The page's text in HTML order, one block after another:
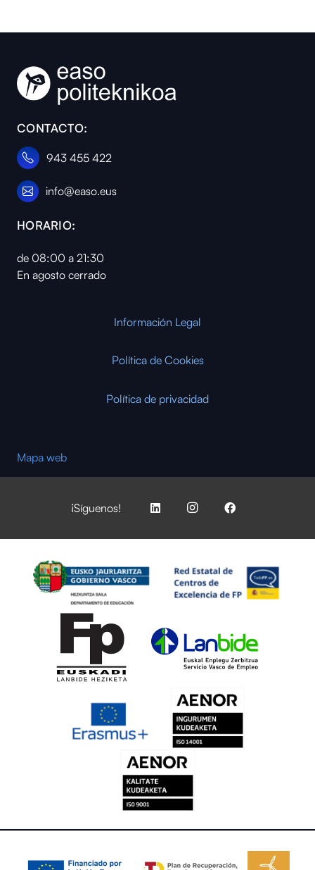
CONTACTO:
943 455 422
info@easo.eus
HORARIO:
de 08:00 a 21:30
En agosto cerrado
Información Legal
Política de Cookies
Política de privacidad
Mapa web
¡Síguenos!